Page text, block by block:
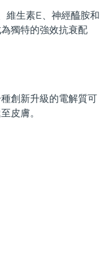
維生素E、神經醯胺和
獨特的強效抗衰配
創新升級的電解質可
皮膚。
Gel